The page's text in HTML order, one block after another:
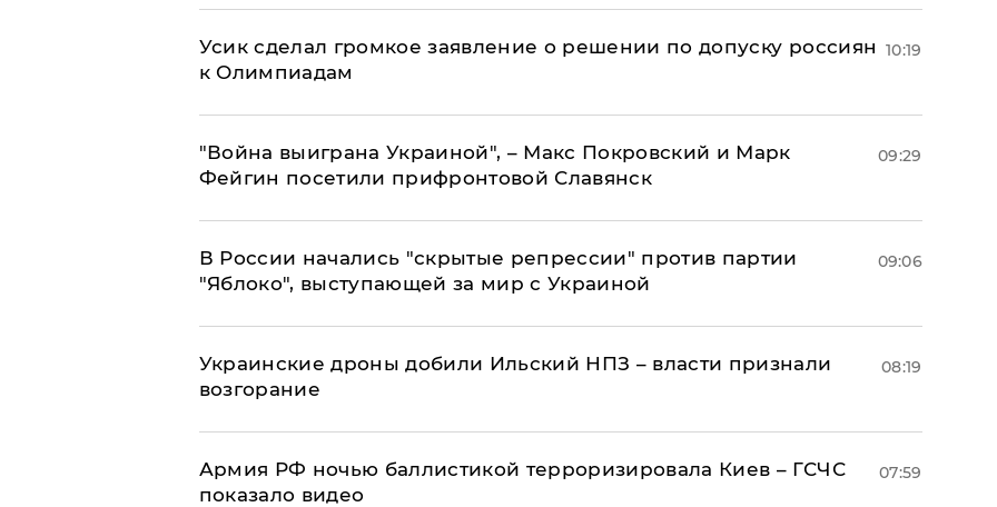
Усик сделал громкое заявление о решении по допуску россиян
к Олимпиадам
10:19
"Война выиграна Украиной", – Макс Покровский и Марк
Фейгин посетили прифронтовой Славянск
09:29
В России начались "скрытые репрессии" против партии
"Яблоко", выступающей за мир с Украиной
09:06
Украинские дроны добили Ильский НПЗ – власти признали
возгорание
08:19
Армия РФ ночью баллистикой терроризировала Киев – ГСЧС
показало видео
07:59